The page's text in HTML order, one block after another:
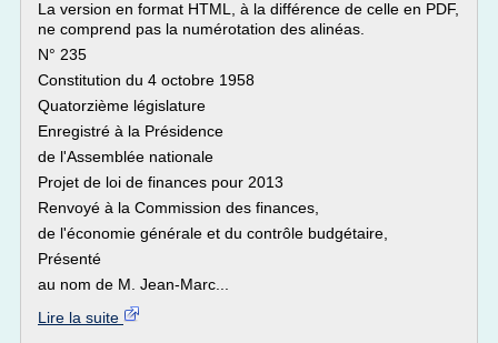
La version en format HTML, à la différence de celle en PDF,
ne comprend pas la numérotation des alinéas.
N° 235
Constitution du 4 octobre 1958
Quatorzième législature
Enregistré à la Présidence
de l'Assemblée nationale
Projet de loi de finances pour 2013
Renvoyé à la Commission des finances,
de l'économie générale et du contrôle budgétaire,
Présenté
au nom de M. Jean-Marc...
Lire la suite